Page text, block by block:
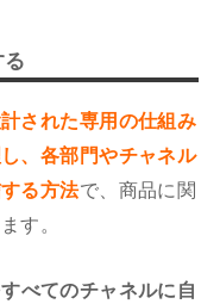
された専用の仕組み
、各部門やチャネル
る方法で、商品に関
す。
べてのチャネルに自